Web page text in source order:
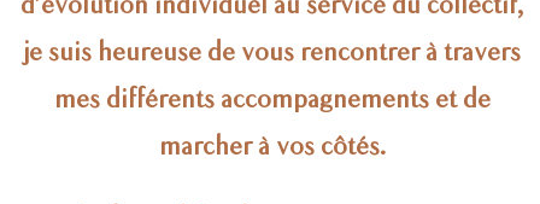
d’évolution individuel au service du collectif,
je suis heureuse de vous rencontrer à travers
mes différents accompagnements et de
marcher à vos côtés.